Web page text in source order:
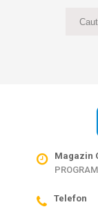
Magazin
Telefon